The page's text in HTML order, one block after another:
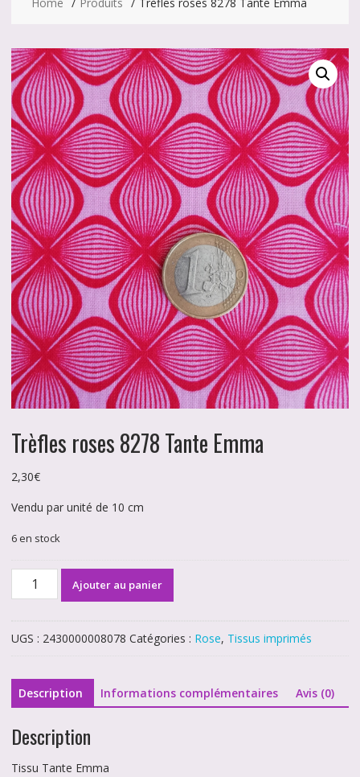
Trèfles roses 8278 Tante Emma
2,30€
Vendu par unité de 10 cm
6 en stock
quantité
8278
Emma
Ajouter au panier
UGS : 2430000008078 Catégories : Rose, Tissus imprimés
Description Informations complémentaires Avis (0)
Description
Tissu Tante Emma